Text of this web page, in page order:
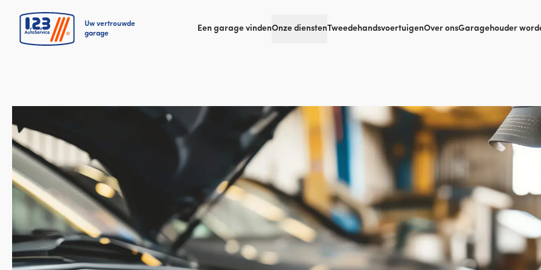
Uw vertrouwde
garage
Een garage vindenOnze dienstenTweedehandsvoertuigenOver onsGaragehouder